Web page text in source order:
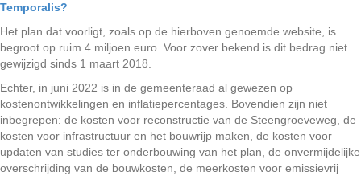
Temporalis?
Het plan dat voorligt, zoals op de hierboven genoemde website, is
begroot op ruim 4 miljoen euro. Voor zover bekend is dit bedrag niet
gewijzigd sinds 1 maart 2018.
Echter, in juni 2022 is in de gemeenteraad al gewezen op
kostenontwikkelingen en inflatiepercentages. Bovendien zijn niet
inbegrepen: de kosten voor reconstructie van de Steengroeveweg, de
kosten voor infrastructuur en het bouwrijp maken, de kosten voor
updaten van studies ter onderbouwing van het plan, de onvermijdelijke
overschrijding van de bouwkosten, de meerkosten voor emissievrij